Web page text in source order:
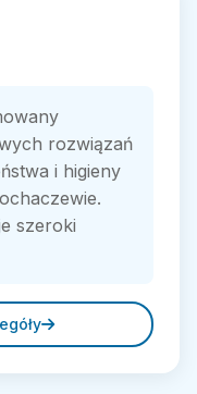
rozwiązań
i higieny
szeroki